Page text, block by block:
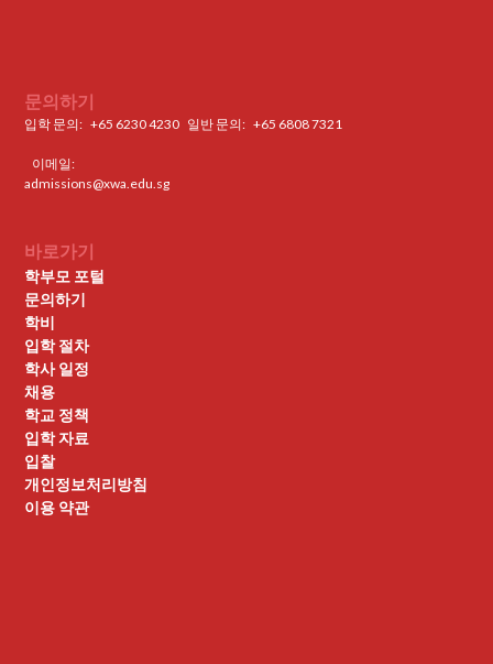
문의하기
입학 문의:+65 6230 4230 일반 문의: ‍+65 6808 7321
이메일:
admissions@xwa.edu.sg
바로가기
학부모 포털
문의하기
학비
입학 절차
학사 일정
채용
학교 정책
입학 자료
입찰
개인정보처리방침
이용 약관